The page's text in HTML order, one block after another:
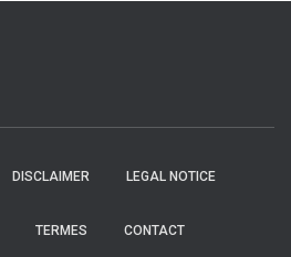
DISCLAIMER LEGAL NOTICE
TERMES CONTACT